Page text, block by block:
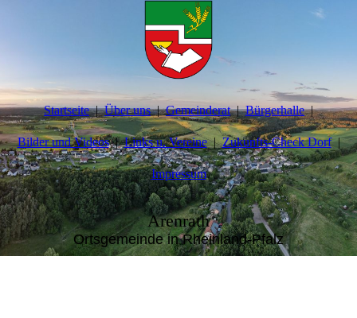
Startseite Über uns Gemeinderat Bürgerhalle
Bilder und Videos Links u. Vereine Zukunfts-Check Dorf
Impressum
Arenrath
Ortsgemeinde in Rheinland-Pfalz